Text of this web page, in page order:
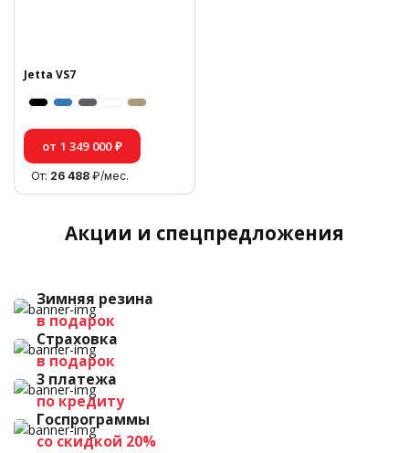
Jetta VS7
от 1 349 000 ₽
От: 26 488 ₽/мес.
Акции и спецпредложения
Зимняя резина
в подарок
Страховка
в подарок
3 платежа
по кредиту
Госпрограммы
со скидкой 20%